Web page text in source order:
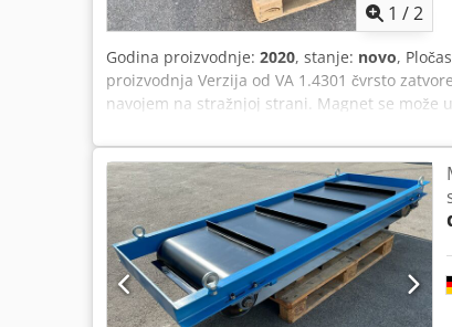
1 /2
Godina proizvodnje: 2020, stanje: novo,
proizvodnja Verzija od VA 1.4301 čvrsto
navojem na stražnjoj strani. Magnet se
kontaminacije iznad pokretne trake.
800 x 500 x 180 mm Samo 1 komad
zalihama. Djdpfxofktk Nj Aahjck